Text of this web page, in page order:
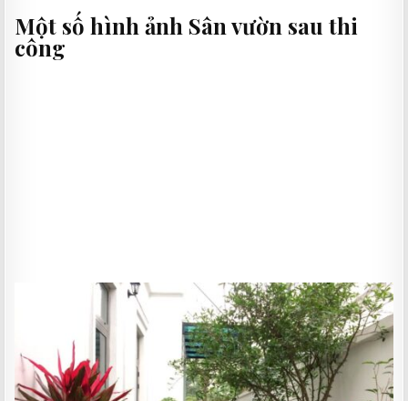
Một số hình ảnh Sân vườn sau thi
công